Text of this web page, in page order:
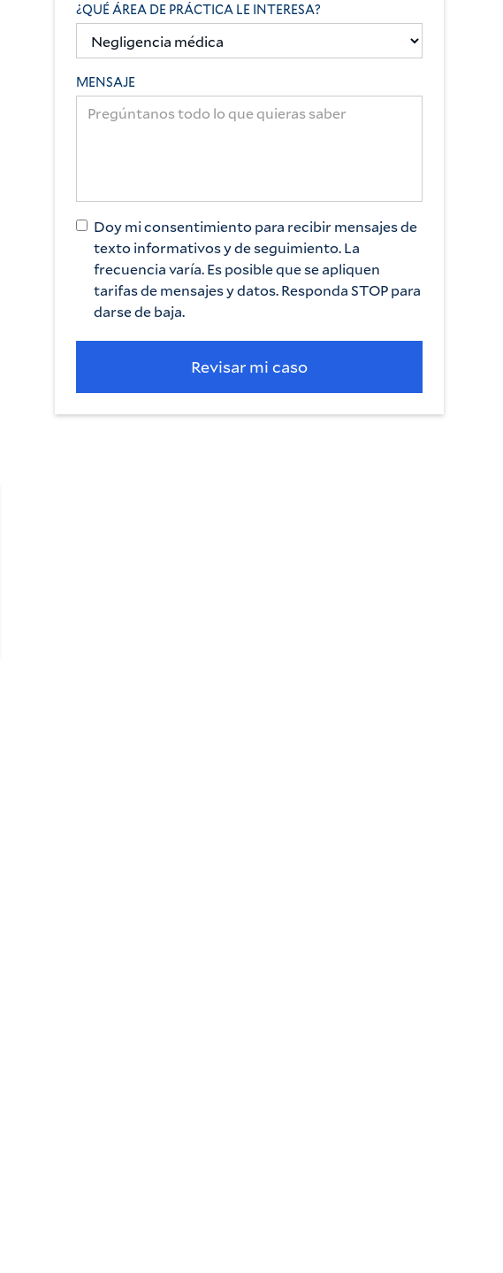
¿QUÉ ÁREA DE PRÁCTICA LE INTERESA?
MENSAJE
Doy mi consentimiento para recibir mensajes de
texto informativos y de seguimiento. La
frecuencia varía. Es posible que se apliquen
tarifas de mensajes y datos. Responda STOP para
darse de baja.